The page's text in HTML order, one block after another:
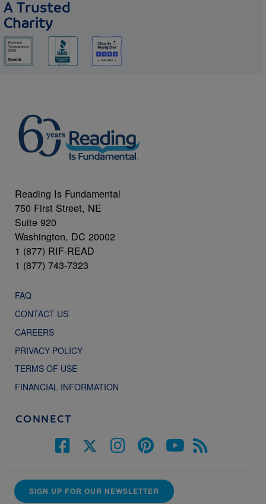
A Trusted
Charity
Reading Is Fundamental
750 First Street, NE
Suite 920
Washington, DC 20002
1 (877) RIF-READ
1 (877) 743-7323
FAQ
CONTACT US
CAREERS
PRIVACY POLICY
TERMS OF USE
FINANCIAL INFORMATION
CONNECT
SIGN UP FOR OUR NEWSLETTER